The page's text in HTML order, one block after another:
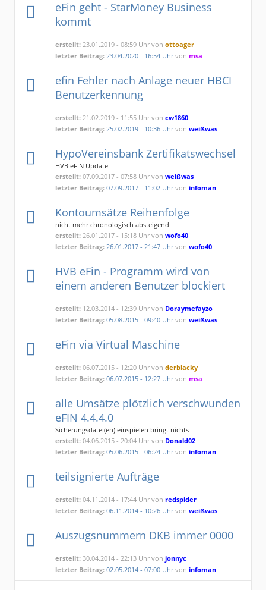
eFin geht - StarMoney Business
kommt
erstellt: 23.01.2019 - 08:59 Uhr vonottoager
letzter Beitrag: 23.04.2020 - 16:54 Uhrvonmsa
efin Fehler nach Anlage neuer HBCI
Benutzerkennung
erstellt: 21.02.2019 - 11:55 Uhr voncw1860
letzter Beitrag: 25.02.2019 - 10:36 Uhrvonweißwas
HypoVereinsbank Zertifikatswechsel
HVB eFIN Update
erstellt: 07.09.2017 - 07:58 Uhr vonweißwas
letzter Beitrag: 07.09.2017 - 11:02 Uhrvoninfoman
Kontoumsätze Reihenfolge
nicht mehr chronologisch absteigend
erstellt: 26.01.2017 - 15:18 Uhr vonwofo40
letzter Beitrag: 26.01.2017 - 21:47 Uhrvonwofo40
HVB eFin - Programm wird von
einem anderen Benutzer blockiert
erstellt: 12.03.2014 - 12:39 Uhr von Doraymefayzo
letzter Beitrag: 05.08.2015 - 09:40 Uhrvonweißwas
eFin via Virtual Maschine
erstellt: 06.07.2015 - 12:20 Uhr vonderblacky
letzter Beitrag: 06.07.2015 - 12:27 Uhrvonmsa
alle Umsätze plötzlich verschwunden
eFIN 4.4.4.0
Sicherungsdatei(en) einspielen bringt nichts
erstellt: 04.06.2015 - 20:04 Uhr von Donald02
letzter Beitrag: 05.06.2015 - 06:24 Uhrvoninfoman
teilsignierte Aufträge
erstellt: 04.11.2014 - 17:44 Uhr vonredspider
letzter Beitrag: 06.11.2014 - 10:26 Uhrvonweißwas
Auszugsnummern DKB immer 0000
erstellt: 30.04.2014 - 22:13 Uhr vonjonnyc
letzter Beitrag: 02.05.2014 - 07:00 Uhrvoninfoman